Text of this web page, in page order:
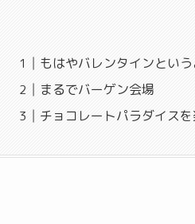
もはやバレンタインとい
まるでバーゲン会場
チョコレートパラダイス